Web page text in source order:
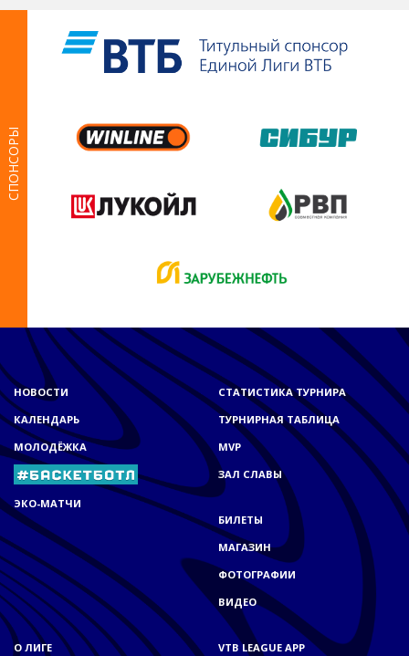
СПОНСОРЫ
НОВОСТИ
КАЛЕНДАРЬ
МОЛОДЁЖКА
ЭКО-МАТЧИ
СТАТИСТИКА ТУРНИРА
ТУРНИРНАЯ ТАБЛИЦА
MVP
ЗАЛ СЛАВЫ
БИЛЕТЫ
МАГАЗИН
ФОТОГРАФИИ
ВИДЕО
О ЛИГЕ VTB LEAGUE APP